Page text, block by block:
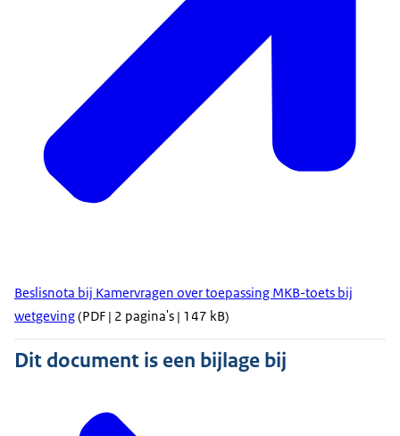
Beslisnota bij Kamervragen over toepassing MKB-toets bij
wetgeving(PDF | 2 pagina's | 147 kB)
Dit document is een bijlage bij